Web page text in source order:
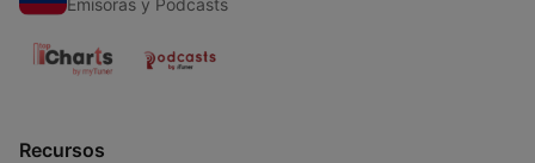
Emisoras y Podcasts
Recursos